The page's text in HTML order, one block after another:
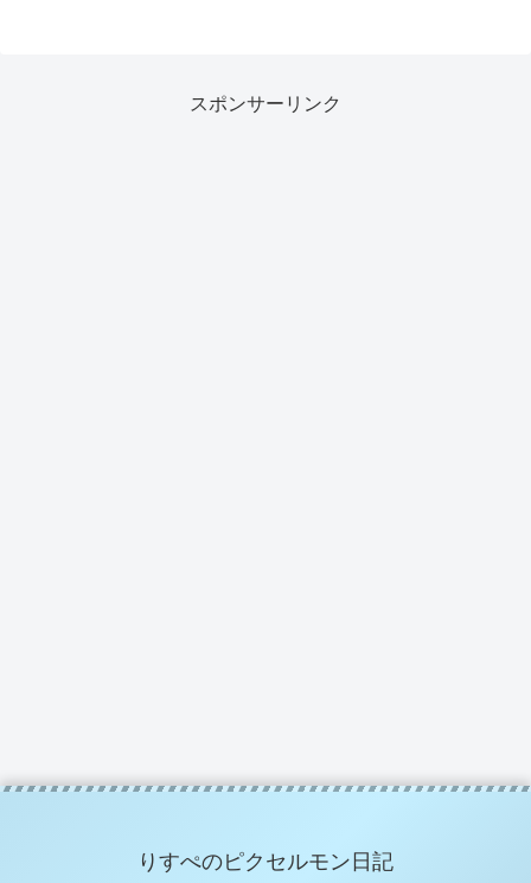
スポンサーリンク
りすぺのピクセルモン日記